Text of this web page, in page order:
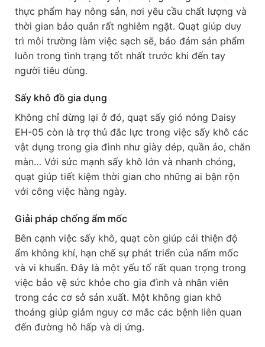
thực phẩm hay nông sản, nơi yêu cầu chất lượng và
thời gian bảo quản rất nghiêm ngặt. Quạt giúp duy
trì môi trường làm việc sạch sẽ, bảo đảm sản phẩm
luôn trong tình trạng tốt nhất trước khi đến tay
người tiêu dùng.
Sấy khô đồ gia dụng
Không chỉ dừng lại ở đó, quạt sấy gió nóng Daisy
EH-05 còn là trợ thủ đắc lực trong việc sấy khô các
vật dụng trong gia đình như giày dép, quần áo, chăn
màn… Với sức mạnh sấy khô lớn và nhanh chóng,
quạt giúp tiết kiệm thời gian cho những ai bận rộn
với công việc hàng ngày.
Giải pháp chống ẩm mốc
Bên cạnh việc sấy khô, quạt còn giúp cải thiện độ
ẩm không khí, hạn chế sự phát triển của nấm mốc
và vi khuẩn. Đây là một yếu tố rất quan trọng trong
việc bảo vệ sức khỏe cho gia đình và nhân viên
trong các cơ sở sản xuất. Một không gian khô
thoáng giúp giảm nguy cơ mắc các bệnh liên quan
đến đường hô hấp và dị ứng.